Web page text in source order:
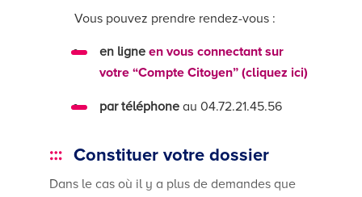
Vous pouvez prendre rendez-vous :
en ligne en vous connectant sur
votre “Compte Citoyen” (cliquez ici)
par téléphoneau 04.72.21.45.56
Constituer votre dossier
Dans le cas où il y a plus de demandes que